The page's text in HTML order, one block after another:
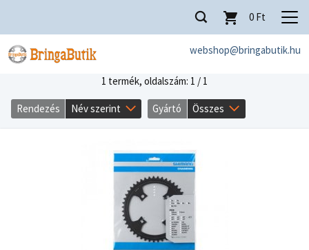
webshop@bringabutik.hu
0 Ft
1 termék, oldalszám: 1 / 1
Rendezés Név szerint Gyártó Összes